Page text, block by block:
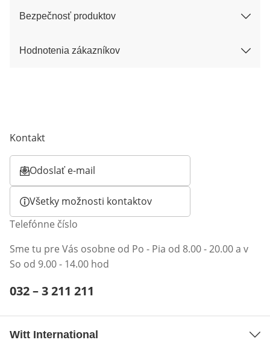
Bezpečnosť produktov
Hodnotenia zákazníkov
Kontakt
Odoslať e-mail
Otvorí e-mailového klienta
Všetky možnosti kontaktov
Telefónne číslo
Sme tu pre Vás osobne od Po - Pia od 8.00 - 20.00 a v
So od 9.00 - 14.00 hod
Telefónne číslo:
032 – 3 211 211
Witt International